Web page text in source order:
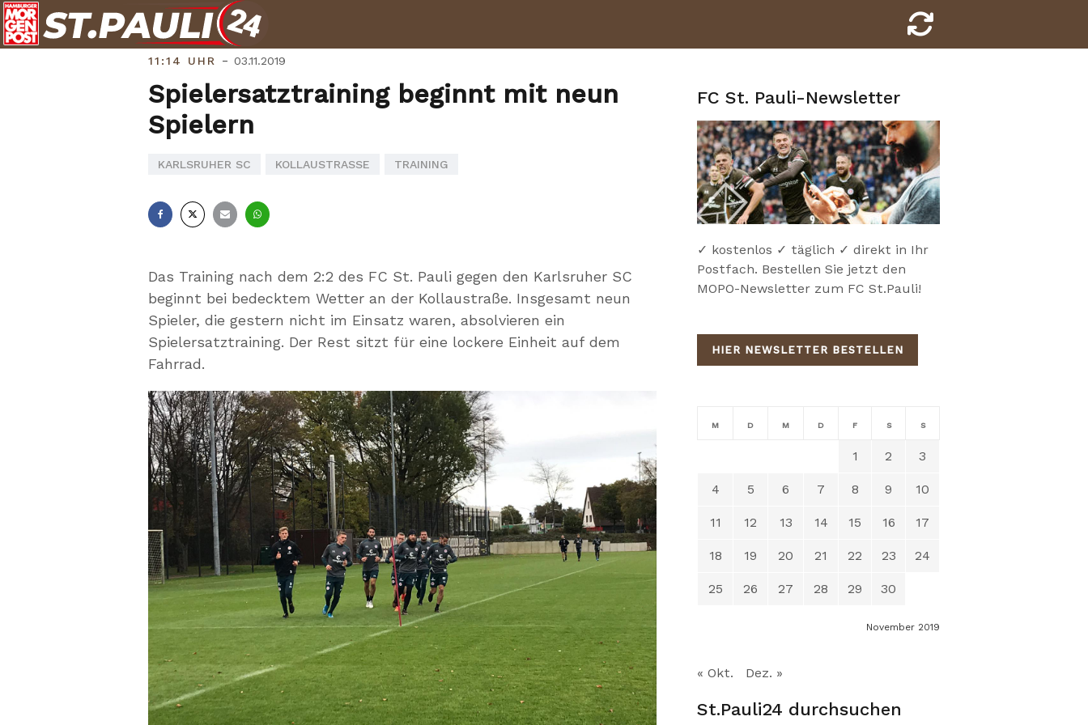
Skip
to
content
11:14 UHR - 03.11.2019
Spielersatztraining beginnt mit neun
Spielern
KARLSRUHER SC KOLLAUSTRASSE TRAINING
Das Training nach dem 2:2 des FC St. Pauli gegen den Karlsruher SC
beginnt bei bedecktem Wetter an der Kollaustraße. Insgesamt neun
Spieler, die gestern nicht im Einsatz waren, absolvieren ein
Spielersatztraining. Der Rest sitzt für eine lockere Einheit auf dem
Fahrrad.
FC St. Pauli-Newsletter
✓ kostenlos ✓ täglich ✓ direkt in Ihr
Postfach. Bestellen Sie jetzt den
MOPO-Newsletter zum FC St.Pauli!
HIER NEWSLETTER BESTELLEN
November 2019
M D M D F S S
1 2 3
4 5 6 7 8 9 10
11 12 13 14 15 16 17
18 19 20 21 22 23 24
25 26 27 28 29 30
« Okt. Dez. »
St.Pauli24 durchsuchen